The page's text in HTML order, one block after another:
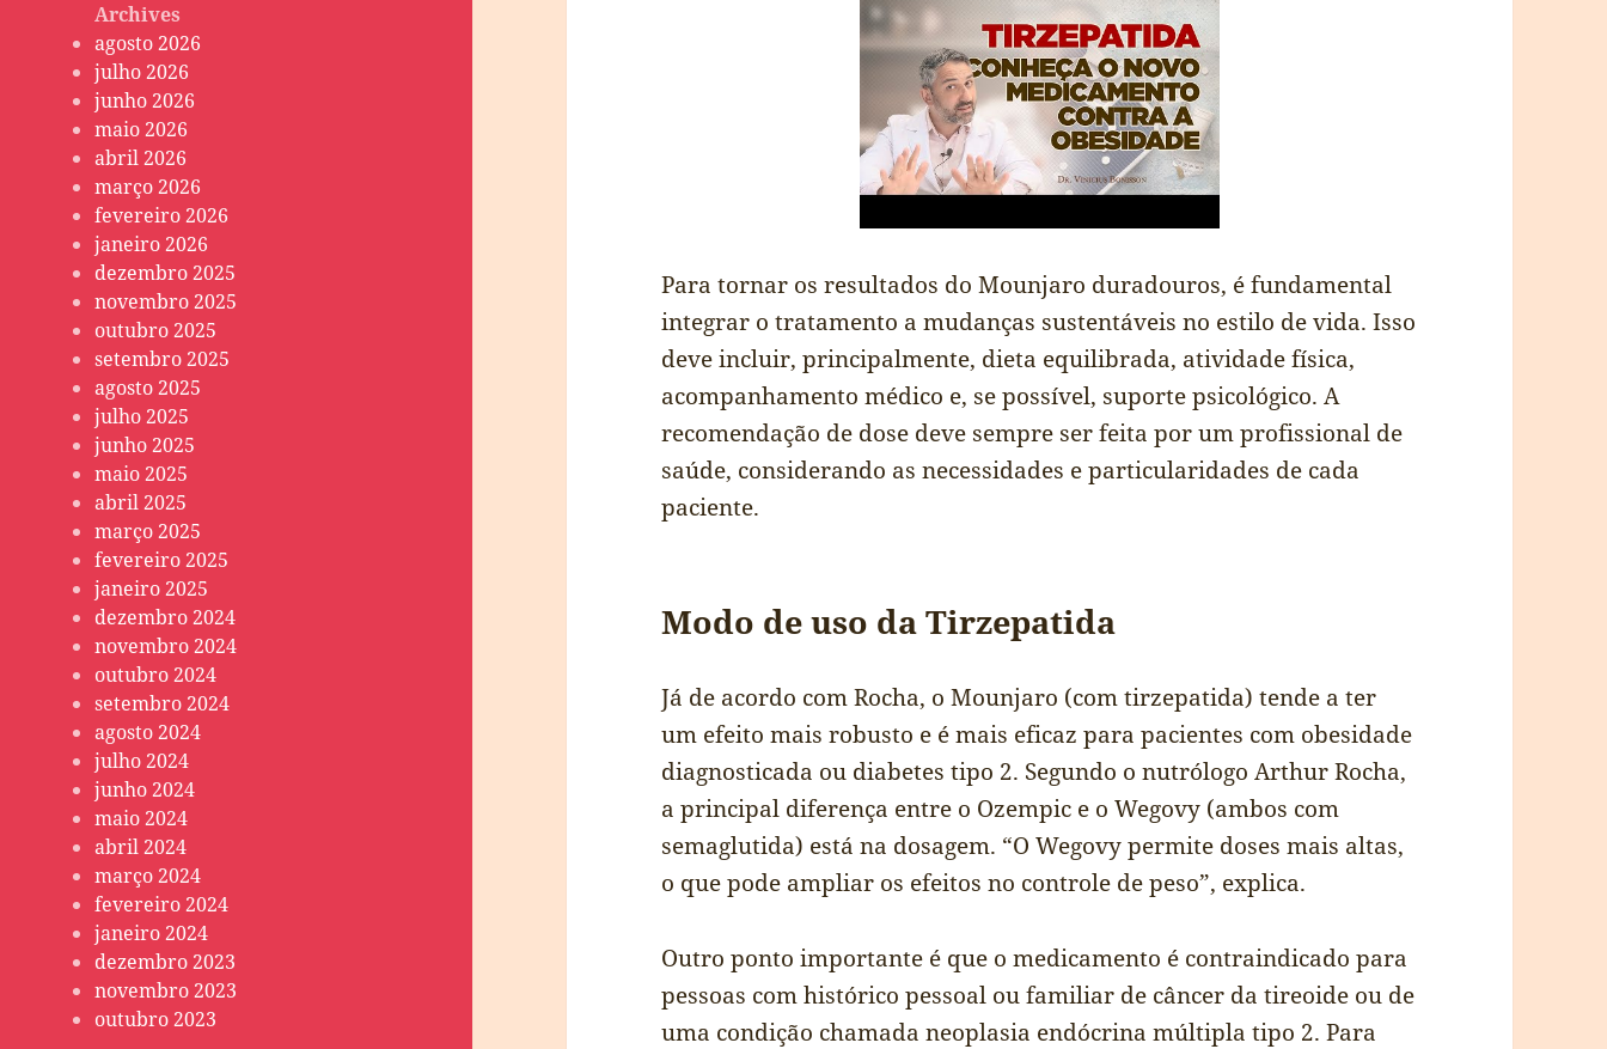
Archives
agosto 2026
julho 2026
junho 2026
maio 2026
abril 2026
março 2026
fevereiro 2026
janeiro 2026
dezembro 2025
novembro 2025
outubro 2025
setembro 2025
agosto 2025
julho 2025
junho 2025
maio 2025
abril 2025
março 2025
fevereiro 2025
janeiro 2025
dezembro 2024
novembro 2024
outubro 2024
setembro 2024
agosto 2024
julho 2024
junho 2024
maio 2024
abril 2024
março 2024
fevereiro 2024
janeiro 2024
dezembro 2023
novembro 2023
outubro 2023
Para tornar os resultados do Mounjaro duradouros, é fundamental
integrar o tratamento a mudanças sustentáveis no estilo de vida. Isso
deve incluir, principalmente, dieta equilibrada, atividade física,
acompanhamento médico e, se possível, suporte psicológico. A
recomendação de dose deve sempre ser feita por um profissional de
saúde, considerando as necessidades e particularidades de cada
paciente.
Modo de uso da Tirzepatida
Já de acordo com Rocha, o Mounjaro (com tirzepatida) tende a ter
um efeito mais robusto e é mais eficaz para pacientes com obesidade
diagnosticada ou diabetes tipo 2. Segundo o nutrólogo Arthur Rocha,
a principal diferença entre o Ozempic e o Wegovy (ambos com
semaglutida) está na dosagem. “O Wegovy permite doses mais altas,
o que pode ampliar os efeitos no controle de peso”, explica.
Outro ponto importante é que o medicamento é contraindicado para
pessoas com histórico pessoal ou familiar de câncer da tireoide ou de
uma condição chamada neoplasia endócrina múltipla tipo 2. Para